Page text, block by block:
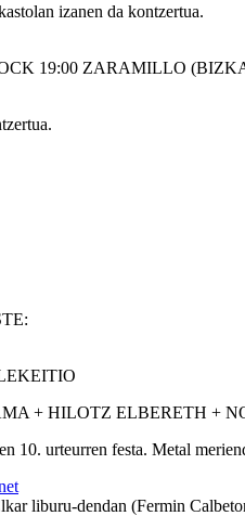
izanen da kontzertua.
19:00 ZARAMILLO
ELBERETH +
10. urteurren festa. Metal
liburu-dendan (Fermin